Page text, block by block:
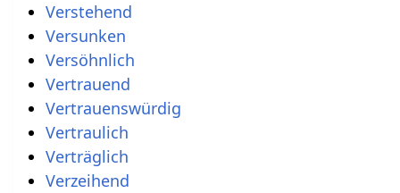
Verstehend
Versunken
Versöhnlich
Vertrauend
Vertrauenswürdig
Vertraulich
Verträglich
Verzeihend